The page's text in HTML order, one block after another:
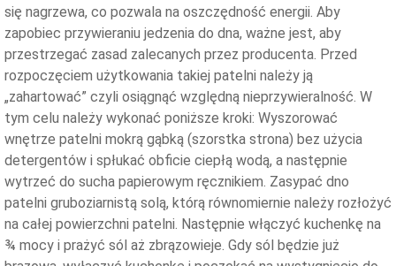
się nagrzewa, co pozwala na oszczędność energii. Aby
zapobiec przywieraniu jedzenia do dna, ważne jest, aby
przestrzegać zasad zalecanych przez producenta. Przed
rozpoczęciem użytkowania takiej patelni należy ją
„zahartować” czyli osiągnąć względną nieprzywieralność. W
tym celu należy wykonać poniższe kroki: Wyszorować
wnętrze patelni mokrą gąbką (szorstka strona) bez użycia
detergentów i spłukać obficie ciepłą wodą, a następnie
wytrzeć do sucha papierowym ręcznikiem. Zasypać dno
patelni gruboziarnistą solą, którą równomiernie należy rozłożyć
na całej powierzchni patelni. Następnie włączyć kuchenkę na
¾ mocy i prażyć sól aż zbrązowieje. Gdy sól będzie już